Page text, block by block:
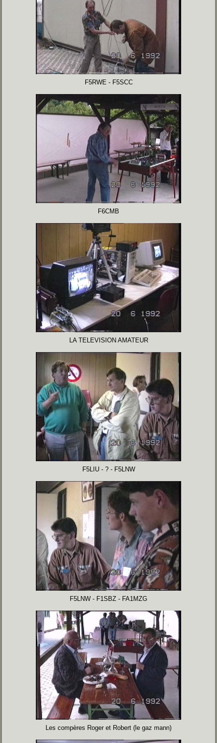
F5RWE - F5SCC
F6CMB
LA TELEVISION AMATEUR
F5LIU - ? - F5LNW
F5LNW - F1SBZ - FA1MZG
Les compères Roger et Robert (le gaz mann)